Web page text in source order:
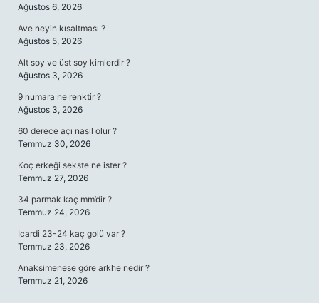
Ağustos 6, 2026
Ave neyin kısaltması ?
Ağustos 5, 2026
Alt soy ve üst soy kimlerdir ?
Ağustos 3, 2026
9 numara ne renktir ?
Ağustos 3, 2026
60 derece açı nasıl olur ?
Temmuz 30, 2026
Koç erkeği sekste ne ister ?
Temmuz 27, 2026
34 parmak kaç mm’dir ?
Temmuz 24, 2026
Icardi 23-24 kaç golü var ?
Temmuz 23, 2026
Anaksimenese göre arkhe nedir ?
Temmuz 21, 2026